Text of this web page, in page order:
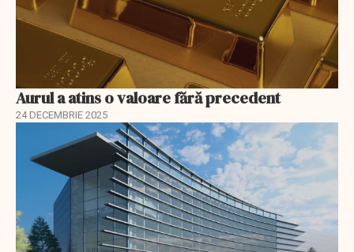
Aurul a atins o valoare fără precedent
24 DECEMBRIE 2025